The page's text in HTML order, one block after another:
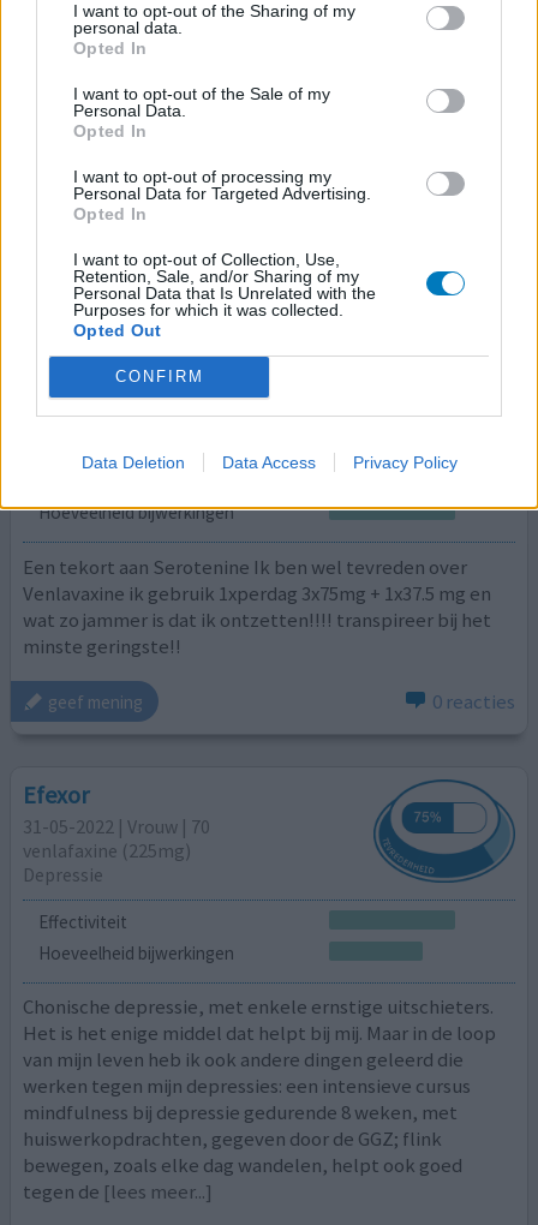
I want to opt-out of the Sharing of my
personal data.
Opted In
I want to opt-out of the Sale of my
Personal Data.
Opted In
I want to opt-out of processing my
Personal Data for Targeted Advertising.
Opted In
I want to opt-out of Collection, Use,
Retention, Sale, and/or Sharing of my
Personal Data that Is Unrelated with the
Purposes for which it was collected.
Opted Out
CONFIRM
Data Deletion Data Access Privacy Policy
Heb dit medicijn van november 2022 tot juni 2023
genomen. Ik ben er eerlijk gezegd niet tevreden over.
spoor weggevist werd door een voorbijganger.
Bijwerkingen zoals misselijkheid, hoofdpijn, geen
in touch met de werkelijkheid. Ik heb het idee dat ik mij
slecht[lees meer...]
geef mening
Efexor
04-08-2022 | Vrouw | 68
venlafaxine (75mg)
Hoeveelheid bijwerkingen
Een tekort aan Serotenine Ik ben wel tevreden over
Venlavaxine ik gebruik 1xperdag 3x75mg + 1x37.5 mg en
wat zo jammer is dat ik ontzetten!!!! transpireer bij het
minste geringste!!
geef mening 0 reacties
Efexor
31-05-2022 | Vrouw | 70
venlafaxine (225mg)
Depressie
Effectiviteit
Hoeveelheid bijwerkingen
Chonische depressie, met enkele ernstige uitschieters.
Het is het enige middel dat helpt bij mij. Maar in de loop
van mijn leven heb ik ook andere dingen geleerd die
werken tegen mijn depressies: een intensieve cursus
mindfulness bij depressie gedurende 8 weken, met
huiswerkopdrachten, gegeven door de GGZ; flink
bewegen, zoals elke dag wandelen, helpt ook goed
tegen de [lees meer...]